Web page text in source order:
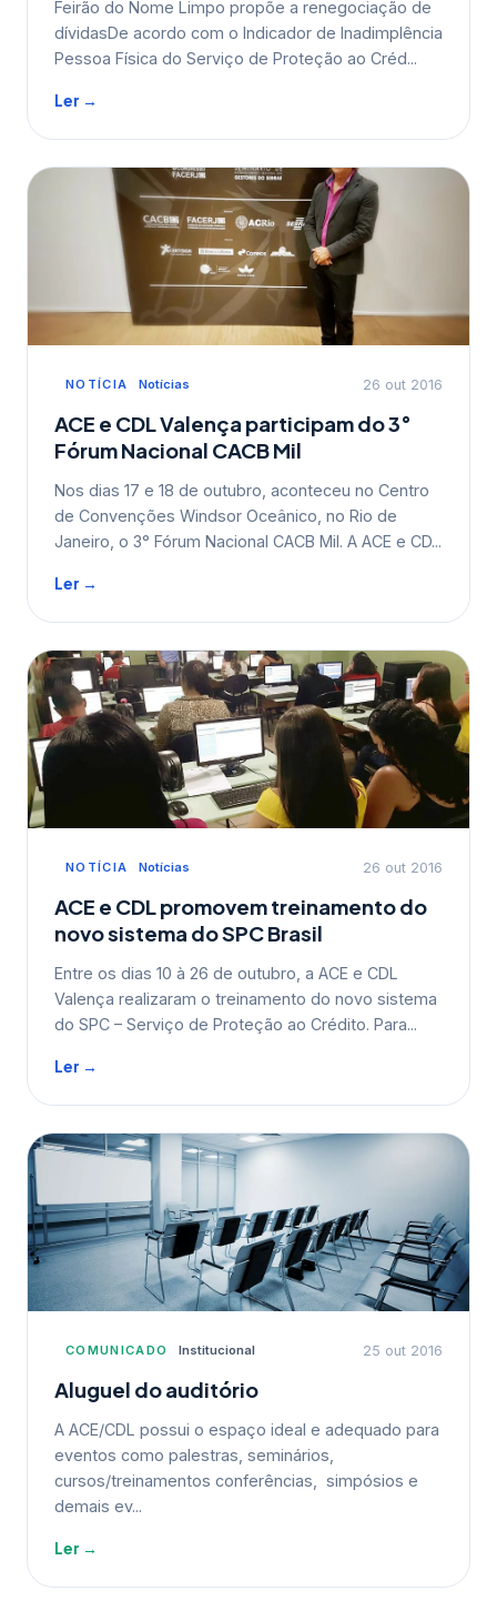
Feirão do Nome Limpo propõe a renegociação de
dívidasDe acordo com o Indicador de Inadimplência
Pessoa Física do Serviço de Proteção ao Créd...
Ler →
NOTÍCIA Notícias 26 out 2016
ACE e CDL Valença participam do 3°
Fórum Nacional CACB Mil
Nos dias 17 e 18 de outubro, aconteceu no Centro
de Convenções Windsor Oceânico, no Rio de
Janeiro, o 3° Fórum Nacional CACB Mil. A ACE e CD...
Ler →
NOTÍCIA Notícias 26 out 2016
ACE e CDL promovem treinamento do
novo sistema do SPC Brasil
Entre os dias 10 à 26 de outubro, a ACE e CDL
Valença realizaram o treinamento do novo sistema
do SPC – Serviço de Proteção ao Crédito. Para...
Ler →
COMUNICADO Institucional 25 out 2016
Aluguel do auditório
A ACE/CDL possui o espaço ideal e adequado para
eventos como palestras, seminários,
cursos/treinamentos conferências, simpósios e
demais ev...
Ler →